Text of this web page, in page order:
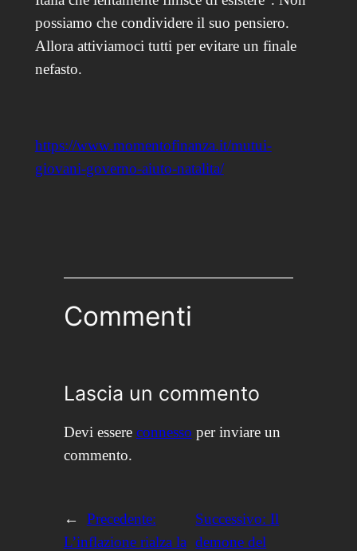
possiamo che condividere il suo pensiero.
Allora attiviamoci tutti per evitare un finale
nefasto.
https://www.momentofinanza.it/mutui-
giovani-governo-aiuto-natalita/
Commenti
Lascia un commento
Devi essere connesso per inviare un
commento.
←
Precedente:
L’inflazione rialza la
Successivo:Il
demone del